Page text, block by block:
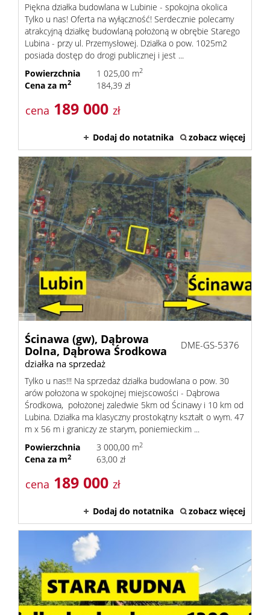
Piękna działka budowlana w Lubinie - spokojna okolica
Tylko u nas! Oferta na wyłączność! Serdecznie polecamy
atrakcyjną działkę budowlaną położoną w obrębie Starego
Lubina - przy ul. Przemysłowej. Działka o pow. 1025m2
posiada dostęp do drogi publicznej i jest ...
Powierzchnia
1 025,00 m2
Cena za m2 184,39 zł
cena 189 000 zł
Dodaj do notatnika zobacz więcej
Ścinawa (gw), Dąbrowa
Dolna, Dąbrowa Środkowa
działka na sprzedaż
DME-GS-5376
Tylko u nas!!! Na sprzedaż działka budowlana o pow. 30
arów położona w spokojnej miejscowości - Dąbrowa
Środkowa, położonej zaledwie 5km od Ścinawy i 10 km od
Lubina. Działka ma klasyczny prostokątny kształt o wym. 47
m x 56 m i graniczy ze starym, poniemieckim ...
Powierzchnia
3 000,00 m2
Cena za m2 63,00 zł
cena 189 000 zł
Dodaj do notatnika zobacz więcej